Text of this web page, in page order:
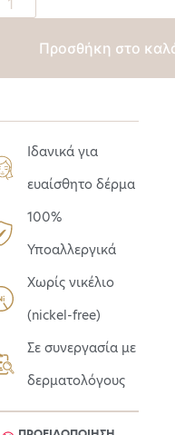
Προσθήκη στο
Ιδανικά για
ευαίσθητο δέρμα
100%
Υποαλλεργικά
Χωρίς νικέλιο
(nickel-free)
Σε συνεργασία με
δερματολόγους